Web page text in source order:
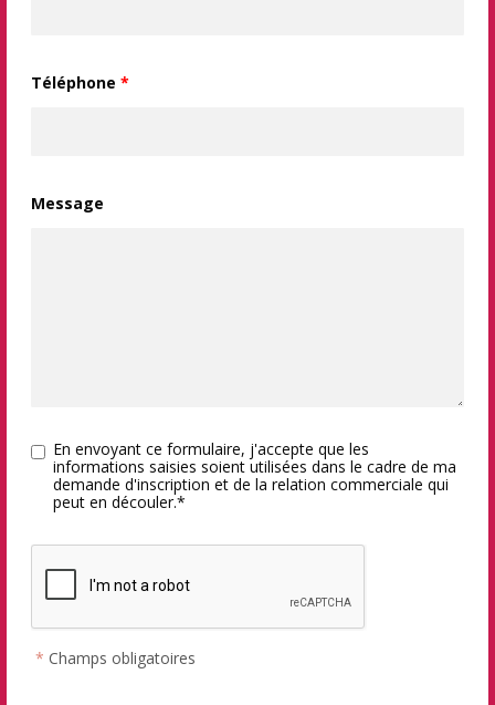
Téléphone *
Message
En envoyant ce formulaire, j'accepte que les
informations saisies soient utilisées dans le cadre de ma
demande d'inscription et de la relation commerciale qui
peut en découler.*
* Champs obligatoires